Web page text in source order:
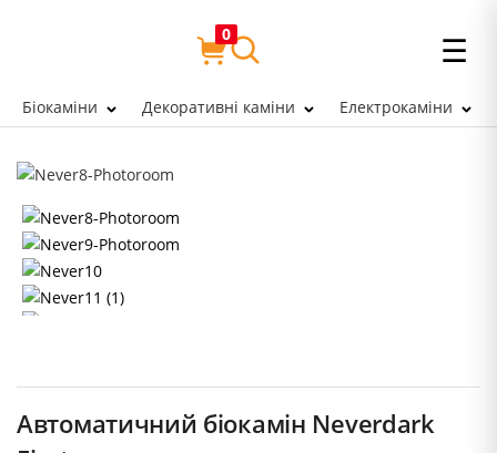
☰
0
Біокаміни Декоративні каміни Електрокаміни
Автоматичний біокамін Neverdark